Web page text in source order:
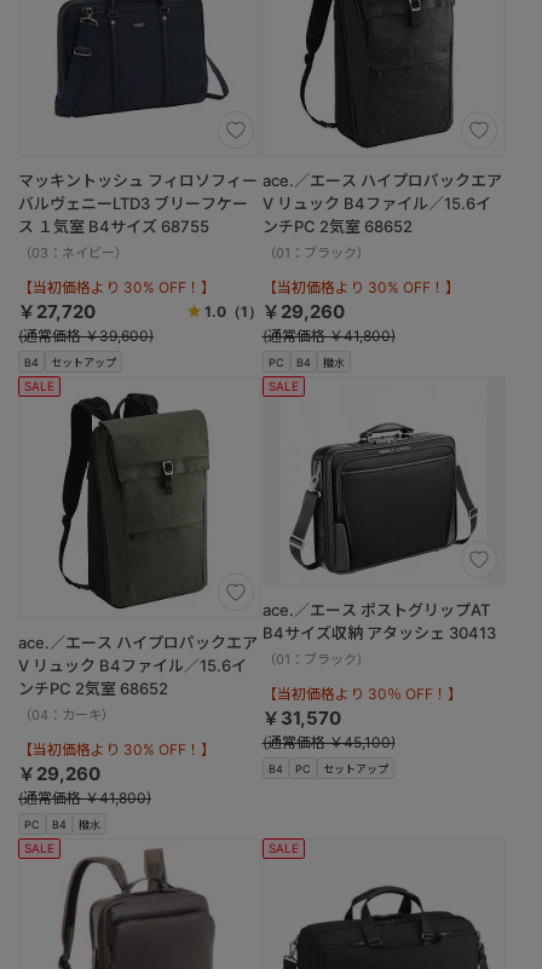
B4 セットアップ
マッキントッシュ フィロソフィー
バルヴェニーLTD3 ブリーフケー
ス １気室 B4サイズ 68755
（03：ネイビー）
【当初価格より 30% OFF！】
￥27,720 1.0（1）
(通常価格 ￥39,600)
PC B4 撥水
ace.／エース ハイプロパックエア
V リュック B4ファイル／15.6イ
ンチPC 2気室 68652
（01：ブラック）
【当初価格より 30% OFF！】
￥29,260
(通常価格 ￥41,800)
SALE
PC B4 撥水
ace.／エース ハイプロパックエア
V リュック B4ファイル／15.6イ
ンチPC 2気室 68652
（04：カーキ）
【当初価格より 30% OFF！】
￥29,260
(通常価格 ￥41,800)
SALE
B4 PC セットアップ
ace.／エース ポストグリップAT
B4サイズ収納 アタッシェ 30413
（01：ブラック）
【当初価格より 30％ OFF！】
￥31,570
(通常価格 ￥45,100)
SALE SALE